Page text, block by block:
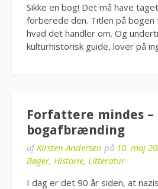
Sikke en bog! Det må have
forberede den. Titlen på
hvad det handler om. Og
kulturhistorisk guide, lover på
Forfattere mindes –
bogafbrænding
afKirsten Andersen på 10. maj
Bøger, Historie, Litteratur
I dag er det 90 år siden, at